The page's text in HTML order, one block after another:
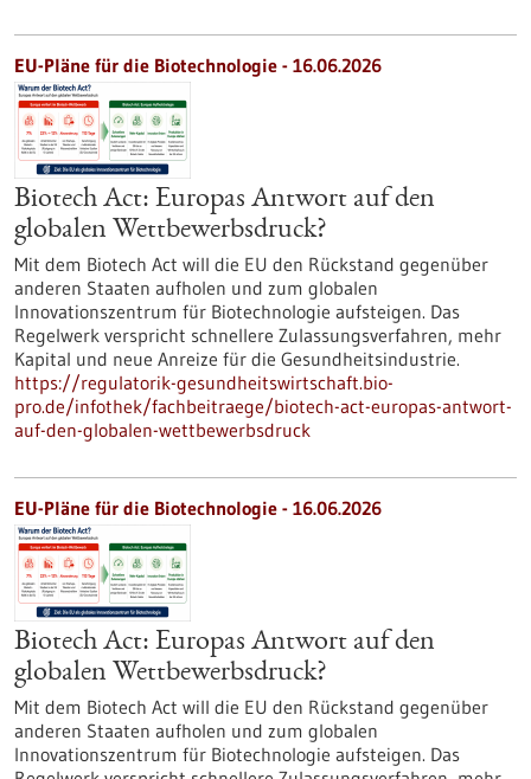
EU-Pläne für die Biotechnologie - 16.06.2026
Biotech Act: Europas Antwort auf den
globalen Wettbewerbsdruck?
Mit dem Biotech Act will die EU den Rückstand gegenüber
anderen Staaten aufholen und zum globalen
Innovationszentrum für Biotechnologie aufsteigen. Das
Regelwerk verspricht schnellere Zulassungsverfahren, mehr
Kapital und neue Anreize für die Gesundheitsindustrie.
https://regulatorik-gesundheitswirtschaft.bio-
pro.de/infothek/fachbeitraege/biotech-act-europas-antwort-
auf-den-globalen-wettbewerbsdruck
EU-Pläne für die Biotechnologie - 16.06.2026
Biotech Act: Europas Antwort auf den
globalen Wettbewerbsdruck?
Mit dem Biotech Act will die EU den Rückstand gegenüber
anderen Staaten aufholen und zum globalen
Innovationszentrum für Biotechnologie aufsteigen. Das